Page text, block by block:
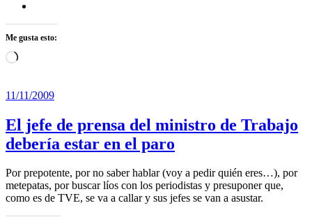
Me gusta esto:
Cargando...
11/11/2009
El jefe de prensa del ministro de Trabajo
debería estar en el paro
Por prepotente, por no saber hablar (voy a pedir quién eres…), por
metepatas, por buscar líos con los periodistas y presuponer que,
como es de TVE, se va a callar y sus jefes se van a asustar.